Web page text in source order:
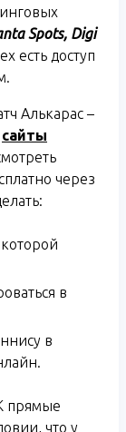
Spots, Digi
есть доступ
Алькарас –
сайты
через
в
в
прямые
что у